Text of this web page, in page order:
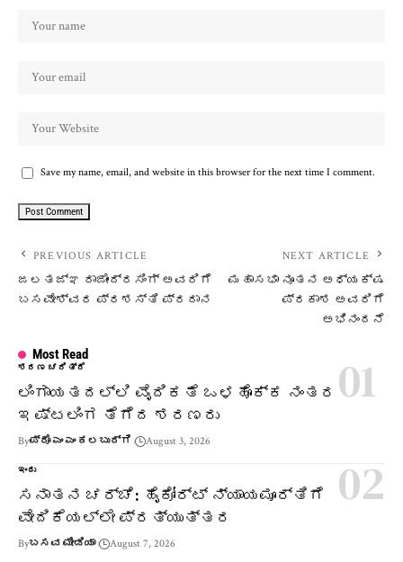
Save my name, email, and website in this browser for the next time I comment.
PREVIOUS ARTICLE
ಜಲತಜ್ಞ ರಾಜೇಂದ್ರಸಿಂಗ್ ಅವರಿಗೆ
ಬಸವೇಶ್ವರ ಪ್ರಶಸ್ತಿ ಪ್ರದಾನ
NEXT ARTICLE
ಮಹಾಸಭಾ ನೂತನ ಅಧ್ಯಕ್ಷ
ಪ್ರಕಾಶ ಅವರಿಗೆ
ಅಭಿನಂದನೆ
Most Read
ಶರಣ ಚರಿತ್ರೆ
ಲಿಂಗಾಯತದಲ್ಲಿ ವೈದಿಕತೆ ಒಳಹೊಕ್ಕ ನಂತರ
ಇಷ್ಟಲಿಂಗ ತೆಗೆದ ಶರಣರು
Byಪ್ರೊ ಎಂ ಎಂ ಕಲಬುರ್ಗಿ August 3, 2026
ಇಂದು
ಸನಾತನ ಚರ್ಚೆ: ಹೈಕೋರ್ಟ್ ನ್ಯಾಯಮೂರ್ತಿಗೆ
ವೇದಿಕೆಯಲ್ಲೇ ಪ್ರತ್ಯುತ್ತರ
Byಬಸವ ಮೀಡಿಯಾ August 7, 2026